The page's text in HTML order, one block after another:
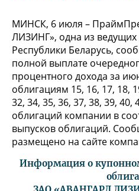
МИНСК, 6 июля –
ЛИЗИНГ», одна из
Республики Беларусь,
полной выплате
процентного дохода за
облигациям 15, 16, 17, 18,
32, 34, 35, 36, 37, 38, 39, 40,
облигаций компании в
выпусков облигаций.
размещено на сайте
Информация о